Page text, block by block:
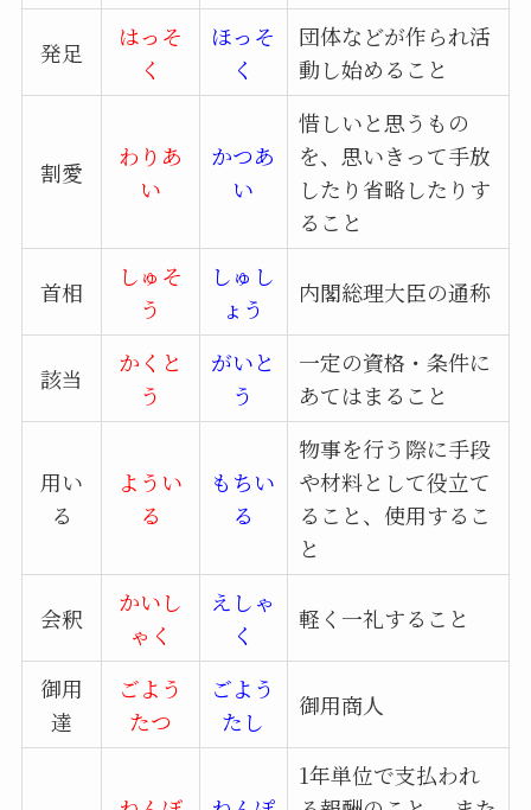
発足
はっそ
く
ほっそ
く
団体などが作られ活
動し始めること
割愛
わりあ
い
かつあ
い
惜しいと思うもの
を、思いきって手放
したり省略したりす
ること
首相
しゅそ
う
しゅし
ょう
内閣総理大臣の通称
該当
かくと
う
がいと
う
一定の資格・条件に
あてはまること
用い
る
ようい
る
もちい
る
物事を行う際に手段
や材料として役立て
ること、使用するこ
と
会釈
かいし
ゃく
えしゃ
く
軽く一礼すること
御用
達
ごよう
たつ
ごよう
たし
御用商人
1年単位で支払われ